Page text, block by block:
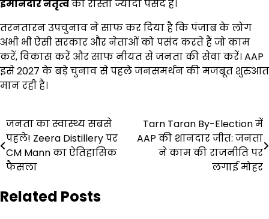
ईमानदार नेतृत्वका रास्ता ज्यादा पसंद है।
तरनतारन उपचुनाव ने साफ कर दिया है कि पंजाब के लोग
अभी भी ऐसी सरकार और नेताओं को पसंद करते हैं जो काम
करें, विकास करें और साफ नीयत से जनता की सेवा करें। AAP
इसे 2027 के बड़े चुनाव से पहले जनसमर्थन की मजबूत शुरुआत
मान रही है।
Post
navigation
जनता का स्वास्थ्य सबसे
पहले! Zeera Distillery पर
CM Mann का ऐतिहासिक
फैसला
Tarn Taran By-Election में
AAP की शानदार जीत: जनता
ने काम की राजनीति पर
लगाई मोहर
Related Posts